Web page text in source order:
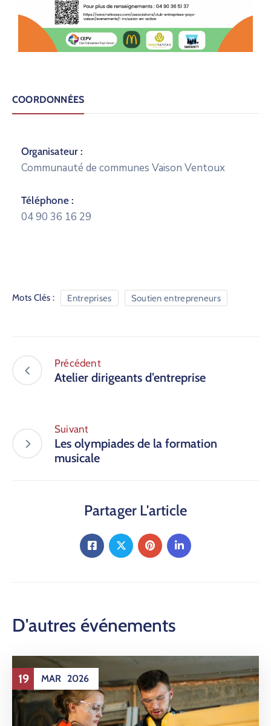
COORDONNÉES
Organisateur :
Communauté de communes Vaison Ventoux
Téléphone :
04 90 36 16 29
Mots Clés : Entreprises Soutien entrepreneurs
Précédent
Atelier dirigeants d’entreprise
Suivant
Les olympiades de la formation
musicale
Partager L'article
D'autres événements
19 MAR 2026